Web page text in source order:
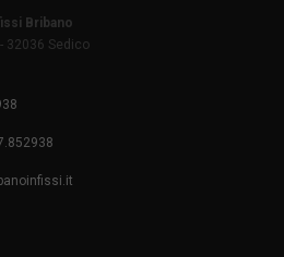
Bribano
32036 Sedico